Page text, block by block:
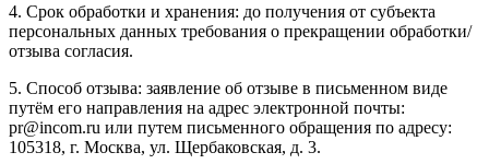
4. Срок обработки и хранения: до получения от субъекта
персональных данных требования о прекращении обработки/
отзыва согласия.
5. Способ отзыва: заявление об отзыве в письменном виде
путём его направления на адрес электронной почты:
pr@incom.ru или путем письменного обращения по адресу:
105318, г. Москва, ул. Щербаковская, д. 3.